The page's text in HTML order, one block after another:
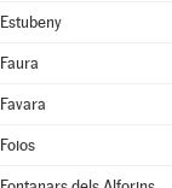
Estubeny
Faura
Favara
Foios